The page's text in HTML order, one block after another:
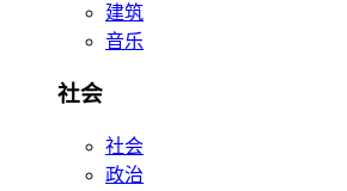
建筑
音乐
社会
社会
政治